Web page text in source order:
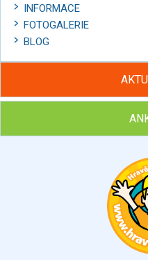
INFORMACE
FOTOGALERIE
BLOG
Hubněte s podporou
Chcete poradit s hubnutím?